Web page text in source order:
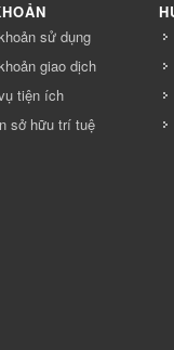
sử dụng
giao dịch
tiện ích
sở hữu trí tuệ